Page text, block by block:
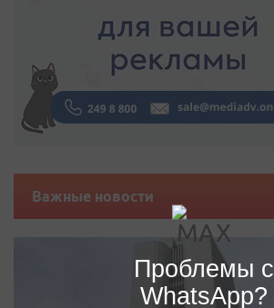
Важные новости
Проблемы с
WhatsApp?